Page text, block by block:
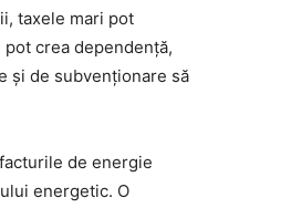
taxele mari pot
crea dependență,
și de subvenționare să
de energie
energetic. O